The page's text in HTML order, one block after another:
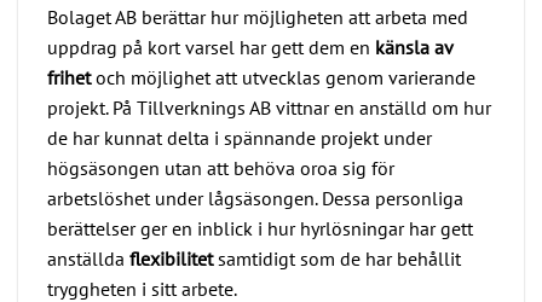
Bolaget AB berättar hur möjligheten att arbeta med
uppdrag på kort varsel har gett dem en känsla av
frihetoch möjlighet att utvecklas genom varierande
projekt. På Tillverknings AB vittnar en anställd om hur
de har kunnat delta i spännande projekt under
högsäsongen utan att behöva oroa sig för
arbetslöshet under lågsäsongen. Dessa personliga
berättelser ger en inblick i hur hyrlösningar har gett
anställda flexibilitetsamtidigt som de har behållit
tryggheten i sitt arbete.